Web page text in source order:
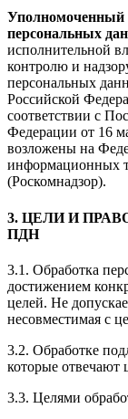
Уполномоченный
персональных
исполнительной
контролю и
персональных
Российской
соответствии с
Федерации от 16
возложены на
информационных
(Роскомнадзор).
3. ЦЕЛИ И
ПДН
3.1. Обработка
достижением
целей. Не
несовместимая с
3.2. Обработке
которые отвечают
3.3. Целями